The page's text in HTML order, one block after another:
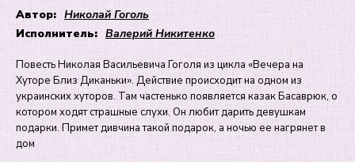
Автор: Николай Гоголь
Исполнитель: Валерий Никитенко
Повесть Николая Васильевича Гоголя из цикла «Вечера на
Хуторе Близ Диканьки». Действие происходит на одном из
украинских хуторов. Там частенько появляется казак Басаврюк, о
котором ходят страшные слухи. Он любит дарить девушкам
подарки. Примет дивчина такой подарок, а ночью ее нагрянет в
дом